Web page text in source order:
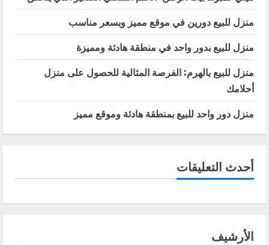
منزل للبيع دورين في موقع مميز وبسعر مناسب
منزل للبيع بدور واحد في منطقة هادئة ومميزة
منزل للبيع بالهرم: الفرصة المثالية للحصول على منزل
أحلامك
منزل دور واحد للبيع بمنطقة هادئة وموقع مميز
أحدث التعليقات
الأرشيف